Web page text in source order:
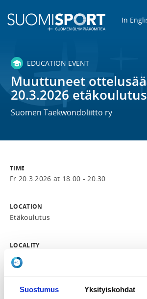
Suostumus Yksityiskohdat
In
EDUCATION EVENT
Muuttuneet
20.3.2026 etäkoulutus
Suomen Taekwondoliitto ry
TIME
Fr 20.3.2026 at 18:00 - 20:30
LOCATION
Etäkoulutus
LOCALITY
Helsinki
Taekwondo